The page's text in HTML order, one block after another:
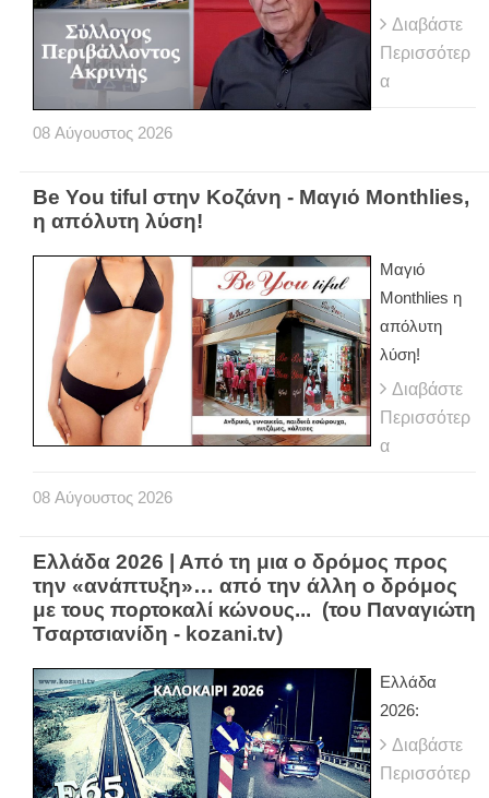
Διαβάστε
Περισσότερ
α
08 Αύγουστος 2026
Be You tiful στην Κοζάνη - Μαγιό Monthlies,
η απόλυτη λύση!
Μαγιό
Monthlies η
απόλυτη
λύση!
Διαβάστε
Περισσότερ
α
08 Αύγουστος 2026
Ελλάδα 2026 | Από τη μια ο δρόμος προς
την «ανάπτυξη»… από την άλλη ο δρόμος
με τους πορτοκαλί κώνους... (του Παναγιώτη
Τσαρτσιανίδη - kozani.tv)
Ελλάδα
2026:
Διαβάστε
Περισσότερ